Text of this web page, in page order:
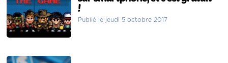
!
Publié le jeudi 5 octobre 2017